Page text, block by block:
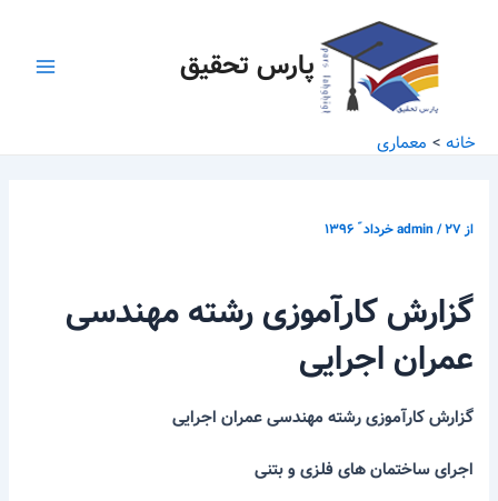
پارس تحقیق
خانه معماری
از admin/۲۷ خرداد ّ ۱۳۹۶
گزارش کارآموزیرشته مهندسی
عمران اجرایی
گزارش کارآموزیرشته مهندسی عمران اجرایی
اجرای ساختمان های فلزی و بتنی